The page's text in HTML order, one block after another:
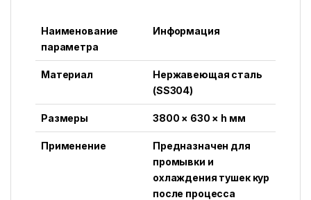
Наименование
параметра
Информация
Материал
Нержавеющая сталь
(SS304)
Размеры 3800 × 630 × h мм
Применение
Предназначен для
промывки и
охлаждения тушек кур
после процесса